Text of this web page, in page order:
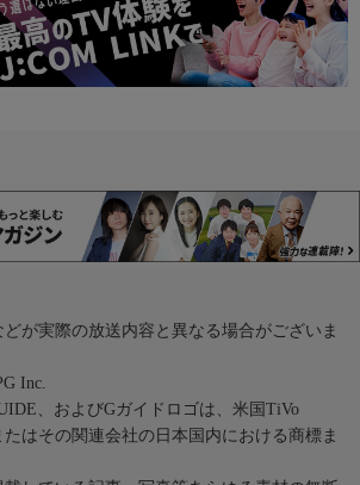
が実際の放送内容と異なる場合がございま
Inc.
、およびGガイドロゴは、米国TiVo
たはその関連会社の日本国内における商標ま